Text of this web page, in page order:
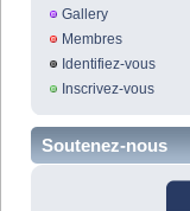
Gallery
Membres
Identifiez-vous
Inscrivez-vous
Soutenez-nous